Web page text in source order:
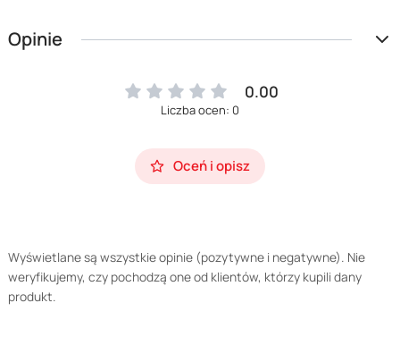
Opinie
0.00
Liczba ocen: 0
Oceń i opisz
Wyświetlane są wszystkie opinie (pozytywne i negatywne). Nie
weryfikujemy, czy pochodzą one od klientów, którzy kupili dany
produkt.